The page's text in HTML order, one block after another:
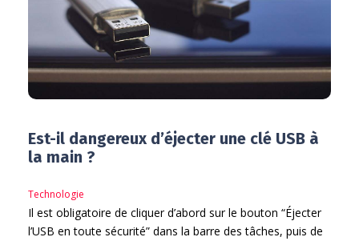
Est-il dangereux d’éjecter une clé USB à
la main ?
Technologie
Il est obligatoire de cliquer d’abord sur le bouton “Éjecter
l’USB en toute sécurité” dans la barre des tâches, puis de